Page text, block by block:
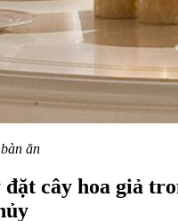
ăn
cây hoa giả